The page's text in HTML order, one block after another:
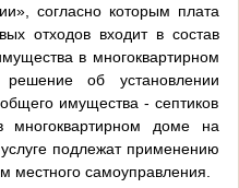
согласно которым плата
отходов входит в состав
в многоквартирном
об установлении
имущества - септиков
многоквартирном доме на
подлежат применению
местного самоуправления.